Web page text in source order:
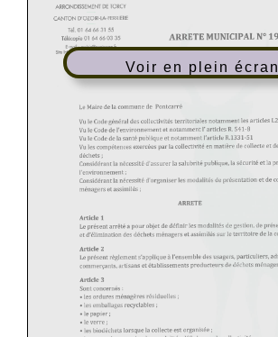
Voir en plein écran